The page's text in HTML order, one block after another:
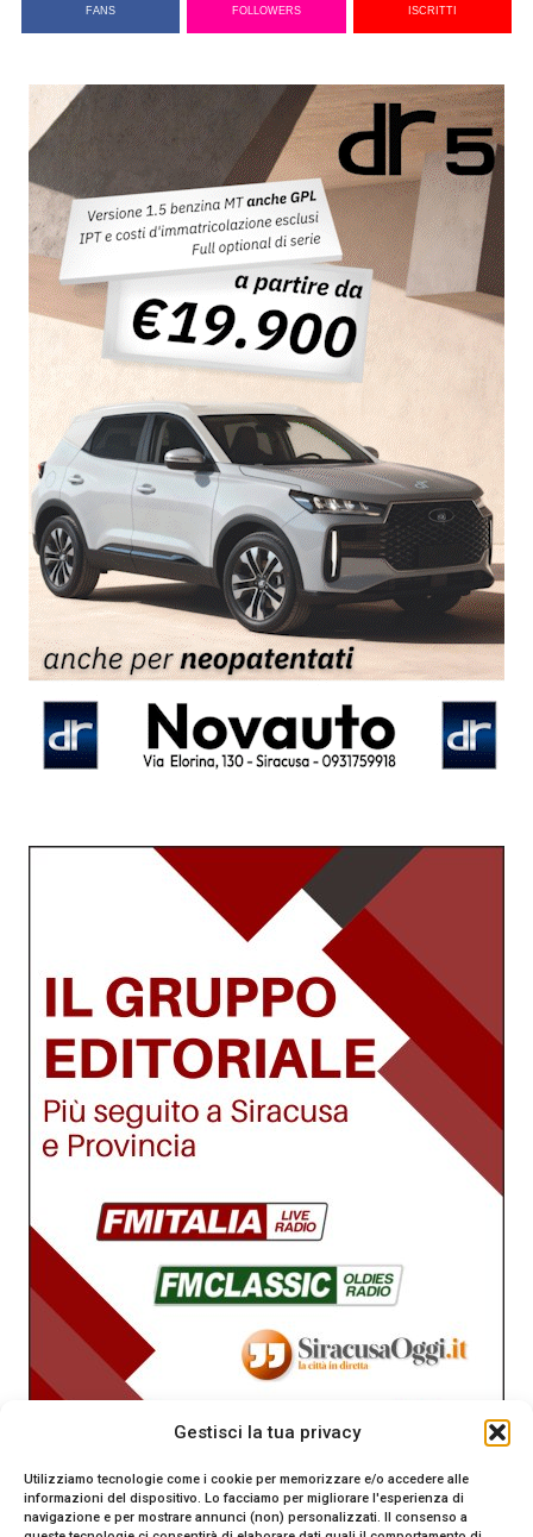
Gestisci la tua privacy
Utilizziamo tecnologie come i cookie per memorizzare e/o accedere alle
informazioni del dispositivo. Lo facciamo per migliorare l'esperienza di
navigazione e per mostrare annunci (non) personalizzati. Il consenso a
FANS FOLLOWERS ISCRITTI